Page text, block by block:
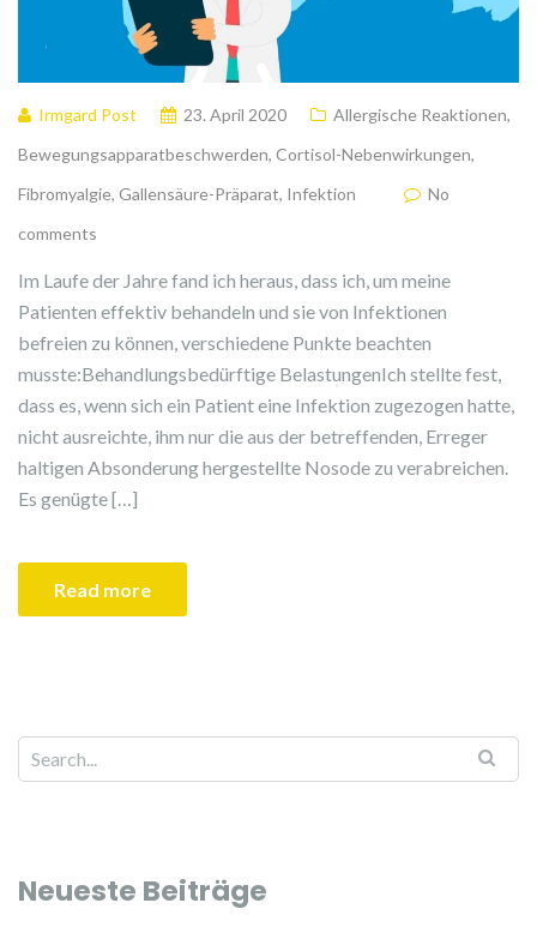
Irmgard Post 23. April 2020 Allergische Reaktionen,
Bewegungsapparatbeschwerden, Cortisol-Nebenwirkungen,
Fibromyalgie, Gallensäure-Präparat, Infektion
No
comments
Im Laufe der Jahre fand ich heraus, dass ich, um meine
Patienten effektiv behandeln und sie von Infektionen
befreien zu können, verschiedene Punkte beachten
musste:Behandlungsbedürftige BelastungenIch stellte fest,
dass es, wenn sich ein Patient eine Infektion zugezogen hatte,
nicht ausreichte, ihm nur die aus der betreffenden, Erreger
haltigen Absonderung hergestellte Nosode zu verabreichen.
Es genügte […]
Read more
Search for:
Neueste Beiträge